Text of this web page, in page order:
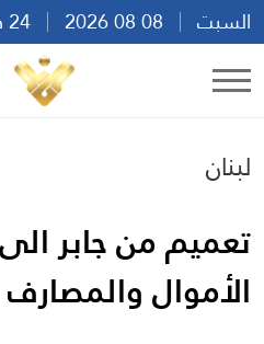
السبت
13:37
لبنان
تعميم من جابر
الأموال والمصارف